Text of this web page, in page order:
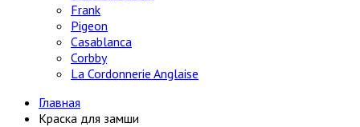
Frank
Pigeon
Casablanca
Corbby
La Cordonnerie Anglaise
Главная
Краска для замши